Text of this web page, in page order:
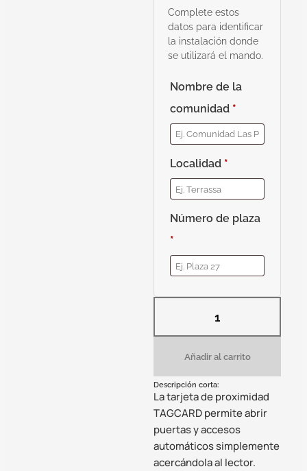
Complete estos
datos para identificar
la instalación donde
se utilizará el mando.
Nombre de la
comunidad *
Localidad *
Número de plaza
*
Añadir al carrito
Descripción corta:
La tarjeta de proximidad
TAGCARD permite abrir
puertas y accesos
automáticos simplemente
acercándola al lector.